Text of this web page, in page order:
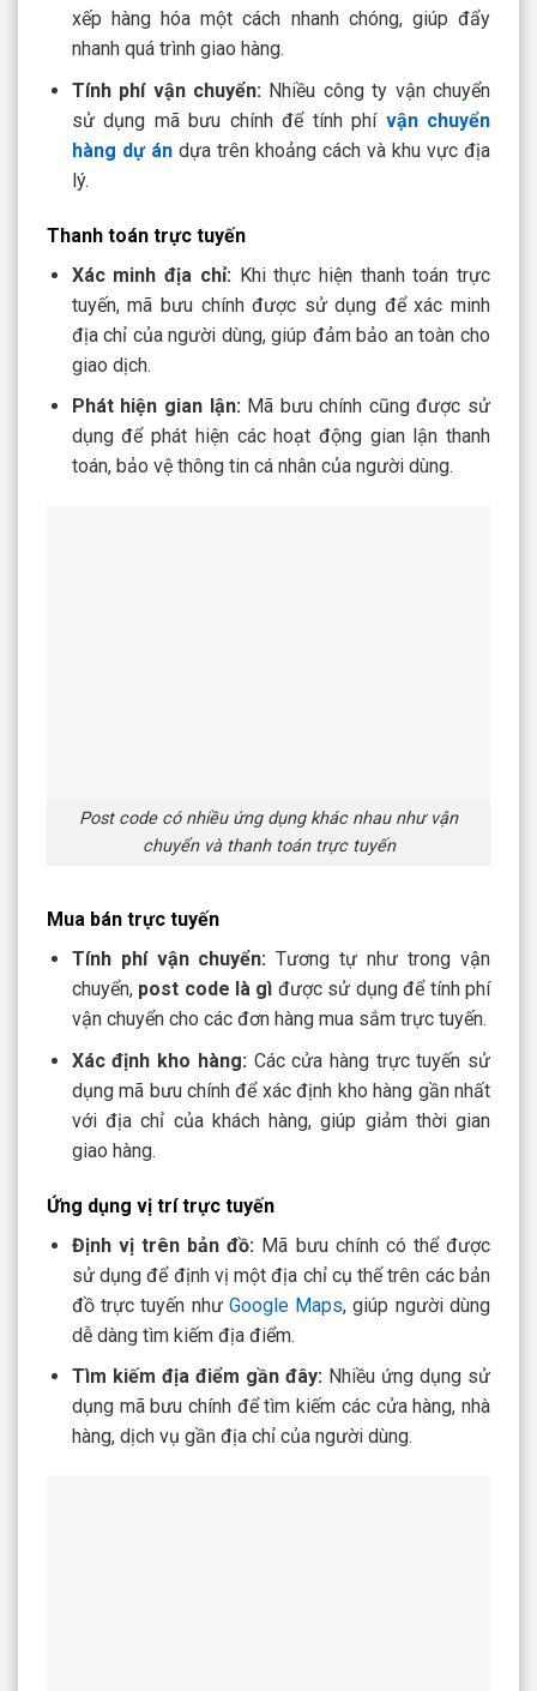
xếp hàng hóa một cách nhanh chóng, giúp đẩy
nhanh quá trình giao hàng.
Tính phí vận chuyển: Nhiều công ty vận chuyển
sử dụng mã bưu chính để tính phí vận chuyển
hàng dự ándựa trên khoảng cách và khu vực địa
lý.
Thanh toán trực tuyến
Xác minh địa chỉ: Khi thực hiện thanh toán trực
tuyến, mã bưu chính được sử dụng để xác minh
địa chỉ của người dùng, giúp đảm bảo an toàn cho
giao dịch.
Phát hiện gian lận: Mã bưu chính cũng được sử
dụng để phát hiện các hoạt động gian lận thanh
toán, bảo vệ thông tin cá nhân của người dùng.
Post code có nhiều ứng dụng khác nhau như vận
chuyển và thanh toán trực tuyến
Mua bán trực tuyến
Tính phí vận chuyển:Tương tự như trong vận
chuyển, post code là gì được sử dụng để tính phí
vận chuyển cho các đơn hàng mua sắm trực tuyến.
Xác định kho hàng: Các cửa hàng trực tuyến sử
dụng mã bưu chính để xác định kho hàng gần nhất
với địa chỉ của khách hàng, giúp giảm thời gian
giao hàng.
Ứng dụng vị trí trực tuyến
Định vị trên bản đồ: Mã bưu chính có thể được
sử dụng để định vị một địa chỉ cụ thể trên các bản
đồ trực tuyến như Google Maps, giúp người dùng
dễ dàng tìm kiếm địa điểm.
Tìm kiếm địa điểm gần đây: Nhiều ứng dụng sử
dụng mã bưu chính để tìm kiếm các cửa hàng, nhà
hàng, dịch vụ gần địa chỉ của người dùng.